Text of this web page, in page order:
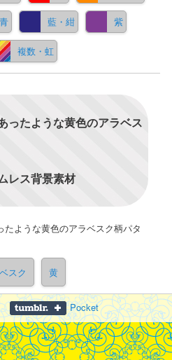
青 藍・紺 紫
複数・虹
ったような黄色のアラベス
レス背景素材
たような黄色のアラベスク柄パタ
スク 黄
Pocket